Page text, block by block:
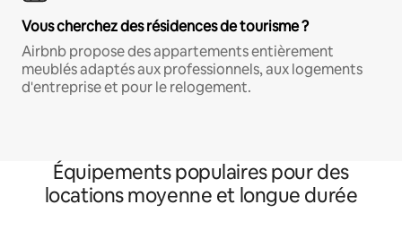
Vous cherchez des résidences de tourisme ?
Airbnb propose des appartements entièrement
meublés adaptés aux professionnels, aux logements
d'entreprise et pour le relogement.
Équipements populaires pour des
locations moyenne et longue durée